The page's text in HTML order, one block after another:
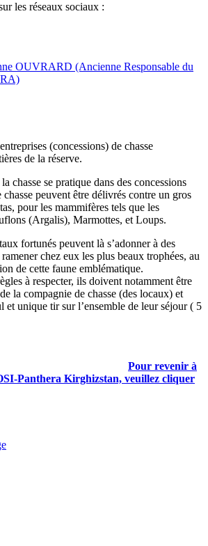
les réseaux sociaux :
OUVRARD (Ancienne Responsable du
(concessions) de chasse
de la réserve.
chasse se pratique dans des concessions
peuvent être délivrés contre un gros
pour les mammifères tels que les
(Argalis), Marmottes, et Loups.
fortunés peuvent là s’adonner à des
chez eux les plus beaux trophées, au
de cette faune emblématique.
à respecter, ils doivent notamment être
la compagnie de chasse (des locaux) et
et unique tir sur l’ensemble de leur séjour ( 5
Pour revenir à
Panthera Kirghizstan, veuillez cliquer